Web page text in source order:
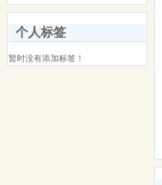
个人标签
暂时没有添加标签！